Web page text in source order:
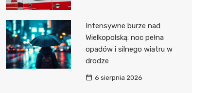
Intensywne burze nad
Wielkopolską: noc pełna
opadów i silnego wiatru w
drodze
6 sierpnia 2026